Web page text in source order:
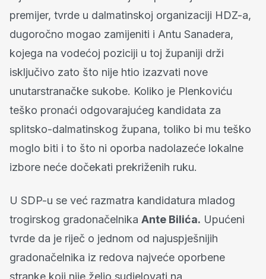
premijer, tvrde u dalmatinskoj organizaciji HDZ-a,
dugoročno mogao zamijeniti i Antu Sanadera,
kojega na vodećoj poziciji u toj županiji drži
isključivo zato što nije htio izazvati nove
unutarstranačke sukobe. Koliko je Plenkoviću
teško pronaći odgovarajućeg kandidata za
splitsko-dalmatinskog župana, toliko bi mu teško
moglo biti i to što ni oporba nadolazeće lokalne
izbore neće dočekati prekriženih ruku.
U SDP-u se već razmatra kandidatura mladog
trogirskog gradonačelnika Ante Bilića. Upućeni
tvrde da je riječ o jednom od najuspješnijih
gradonačelnika iz redova najveće oporbene